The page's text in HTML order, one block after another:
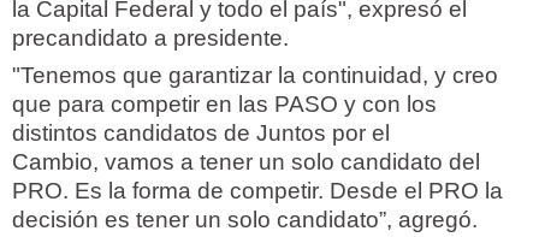
la Capital Federal y todo el país", expresó el
precandidato a presidente.
"Tenemos que garantizar la continuidad, y creo
que para competir en las PASO y con los
distintos candidatos de Juntos por el
Cambio, vamos a tener un solo candidato del
PRO. Es la forma de competir. Desde el PRO la
decisión es tener un solo candidato”, agregó.